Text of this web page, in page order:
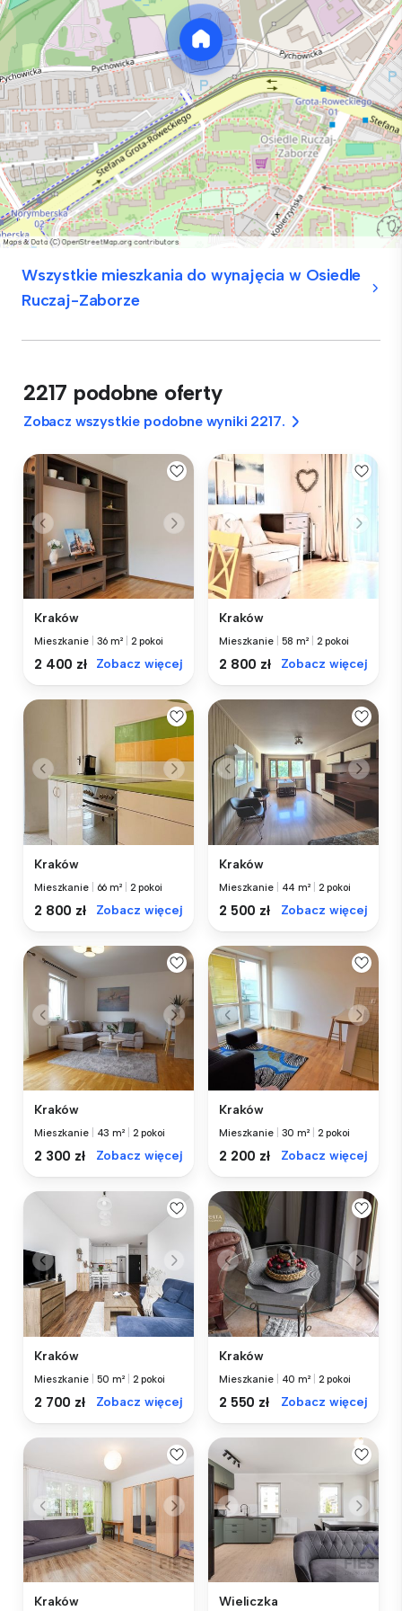
Wszystkie mieszkania do wynajęcia w Osiedle
Ruczaj-Zaborze
2217 podobne oferty
Zobacz wszystkie podobne wyniki 2217.
Kraków
Mieszkanie 36 m² 2 pokoi
2 400 zł Zobacz więcej
Kraków
Mieszkanie 58 m² 2 pokoi
2 800 zł Zobacz więcej
Kraków
Mieszkanie 66 m² 2 pokoi
2 800 zł Zobacz więcej
Kraków
Mieszkanie 44 m² 2 pokoi
2 500 zł Zobacz więcej
Kraków
Mieszkanie 43 m² 2 pokoi
2 300 zł Zobacz więcej
Kraków
Mieszkanie 30 m² 2 pokoi
2 200 zł Zobacz więcej
Kraków
Mieszkanie 50 m² 2 pokoi
2 700 zł Zobacz więcej
Kraków
Mieszkanie 40 m² 2 pokoi
2 550 zł Zobacz więcej
Kraków Wieliczka